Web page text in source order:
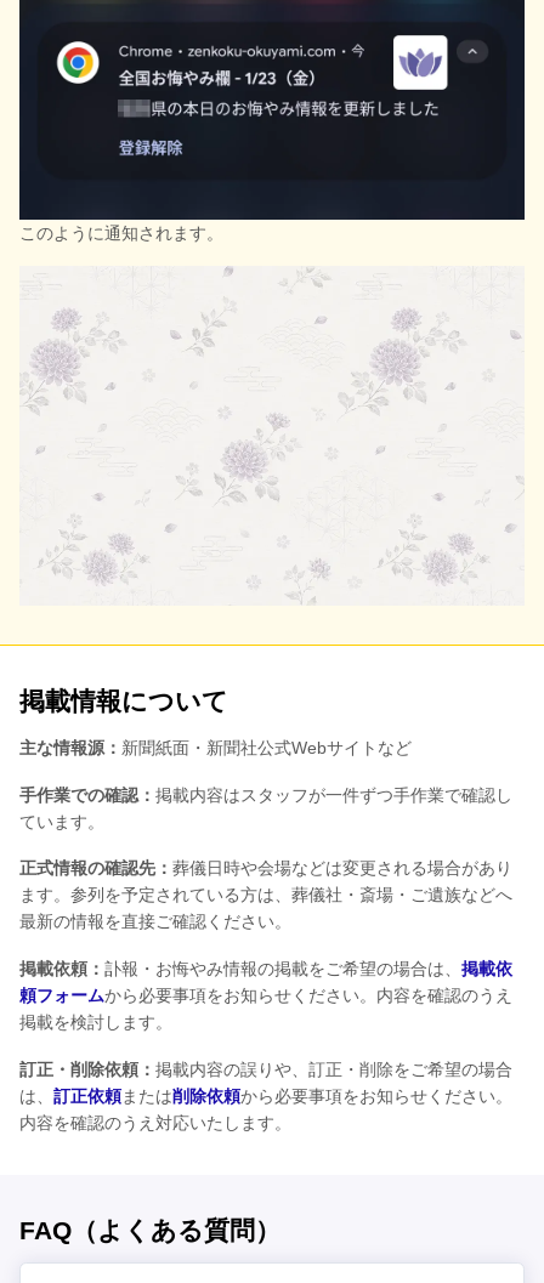
このように通知されます。
掲載情報について
主な情報源： 新聞紙面・新聞社公式Webサイトなど
手作業での確認： 掲載内容はスタッフが一件ずつ手作業で確認し
ています。
正式情報の確認先： 葬儀日時や会場などは変更される場合があり
ます。参列を予定されている方は、葬儀社・斎場・ご遺族などへ
最新の情報を直接ご確認ください。
掲載依頼： 訃報・お悔やみ情報の掲載をご希望の場合は、 掲載依
頼フォームから必要事項をお知らせください。内容を確認のうえ
掲載を検討します。
訂正・削除依頼： 掲載内容の誤りや、訂正・削除をご希望の場合
は、 訂正依頼または削除依頼から必要事項をお知らせください。
内容を確認のうえ対応いたします。
FAQ（よくある質問）